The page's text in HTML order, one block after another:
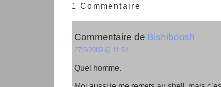
1 Commentaire
Commentaire de Bishiboosh
27/3/2009 @ 11:54
Quel homme.